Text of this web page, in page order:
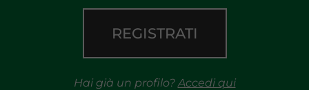
REGISTRATI
Hai già un profilo? Accedi qui